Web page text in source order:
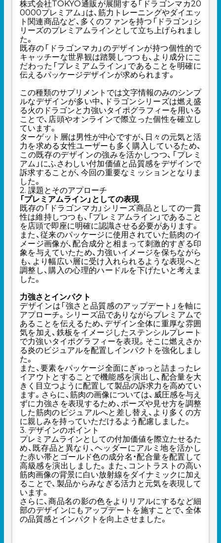
株式会社TOKYO通販が展開する「ドラゴンマカ20
0000プレミアム」は、筋力トレーニングやダイエッ
ト関連商品など、多くのファンを持つ「ドラゴン」シ
リーズのプレミアムラインとして立ち上げられまし
た。
既存の「ドラゴンマカ」のデザインが持つ個性的で
キャッチーな世界観は踏襲しつつも、より成分にこ
だわった「プレミアムライン」であることを明確に
伝えるパッケージデザインが求められます。
この種類のサプリメントでは文字情報のみのシンプ
ルなデザインが多い中、ドラゴンシリーズは燃え盛
る火のドラゴンと力強いタイポグラフィーを用いる
ことで、店頭やオンラインで際立った個性を確立し
ています。
ターゲット層は男性が中心ですが、日々の元気と活
力を求める女性ユーザーも多く購入しているため、
この既存のデザインの強みを活かしつつ、「プレミ
アム」にふさわしい付加価値と品質感をデザインで
訴求することが、今回の重要なミッションとなりま
した。
2. 課題とそのアプローチ
「プレミアムライン」としての表現
既存の「ドラゴンマカ」シリーズ商品としての一貫
性は維持しつつも、「プレミアムライン」であること
を店頭で即座に明確に認識させる必要があります。
また、従来のパッケージに使用されていた筋肉のイ
メージ画像が、配合成分と相まって刺激的すぎる印
象を与えていたため、力強いイメージを保ちながら
も、より幅広い層に受け入れられるような表現へと
調整し、購入の心理的ハードルを下げたいと考えま
した。
力強さとインパクト
デザインは「強さと品質感のアップデート」を軸に
アプローチ。シリーズ品でありながらプレミアムで
あることを伝えるため、デザイン全体に重厚な雰囲
気を加え、鉄板をイメージしたステンシルプレート
で力強いタイポグラフィーを表現。そこに燃えさか
る炎のビジュアルを配置しインパクトを強化しまし
た。
また、要素をパッケージ全面にぎゅっと詰まったレ
イアウトとすることで機能感を演出し、配合量を大
きく目立つように配置して製品の訴求力を高めてい
ます。さらに、筋肉の画像については、威圧感を与え
ずに力強さを表現するため、ポーズや見せ方を調整
した筋肉のビジュアルへと差し替え、より多くの方
に親しみを持っていただけるよう配慮しました。
3. デザインのポイント
プレミアムラインとしての付加価値を際立たせるた
め、既存品と異なり、ヘッダーにアルミ地を活かし
た赤い帯とゴールド色の成分名・配合量を配置して
高級感を演出しました。また、コントラストの高い
筋肉画像の背景に白い放射線をダイナミックに加え
ることで、製品からみなぎる活力と元気を表現して
います。
さらに、商品名の影の色をよりリアルにするなど細
部のデザインにもアップデートを施すことで、全体
の品質感とインパクトを向上させました。